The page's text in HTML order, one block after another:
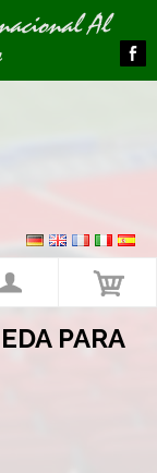
Al
PARA